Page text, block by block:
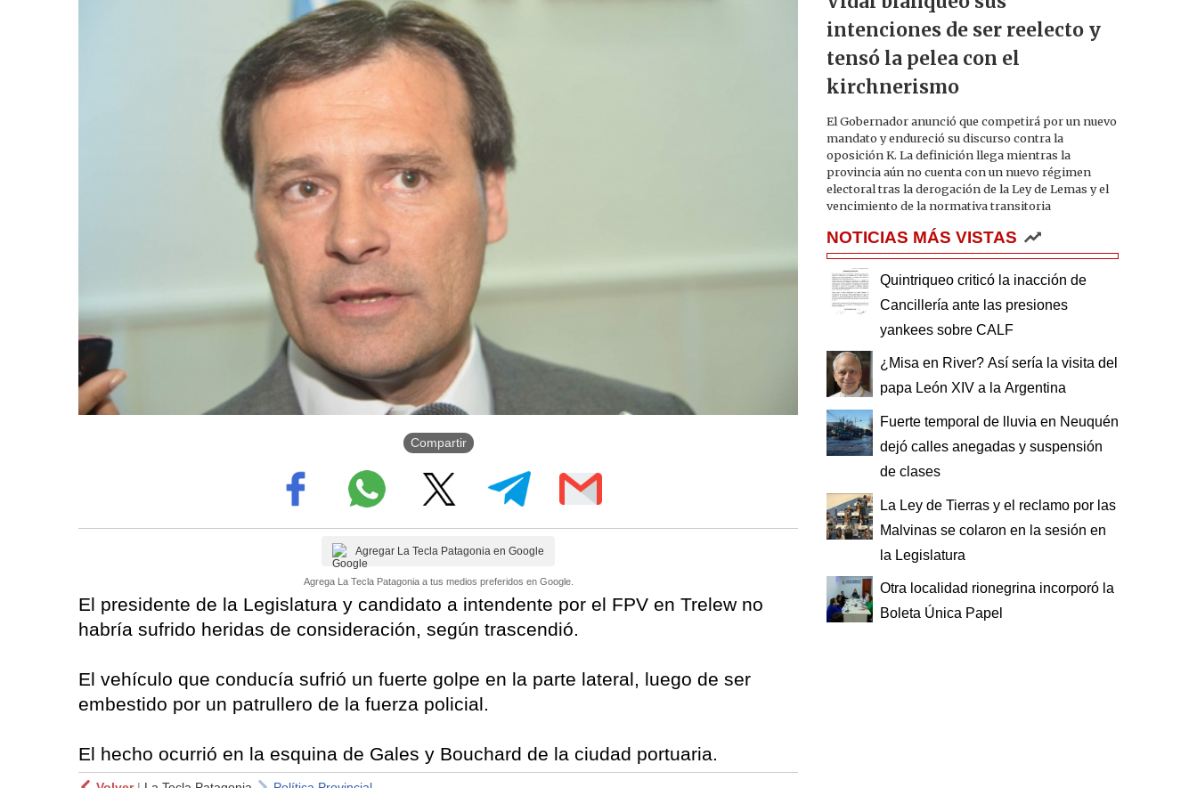
Compartir
Agregar La Tecla Patagonia en Google
Agrega La Tecla Patagonia a tus medios preferidos en Google.
El presidente de la Legislatura y candidato a intendente por el FPV en Trelew no
habría sufrido heridas de consideración, según trascendió.
El vehículo que conducía sufrió un fuerte golpe en la parte lateral, luego de ser
embestido por un patrullero de la fuerza policial.
El hecho ocurrió en la esquina de Gales y Bouchard de la ciudad portuaria.
intenciones de ser reelecto y
tensó la pelea con el
kirchnerismo
El Gobernador anunció que competirá por un nuevo
mandato y endureció su discurso contra la
oposición K. La definición llega mientras la
provincia aún no cuenta con un nuevo régimen
electoral tras la derogación de la Ley de Lemas y el
vencimiento de la normativa transitoria
NOTICIAS MÁS VISTAS
Quintriqueo criticó la inacción de
Cancillería ante las presiones
yankees sobre CALF
¿Misa en River? Así sería la visita del
papa León XIV a la Argentina
Fuerte temporal de lluvia en Neuquén
dejó calles anegadas y suspensión
de clases
La Ley de Tierras y el reclamo por las
Malvinas se colaron en la sesión en
la Legislatura
Otra localidad rionegrina incorporó la
Boleta Única Papel